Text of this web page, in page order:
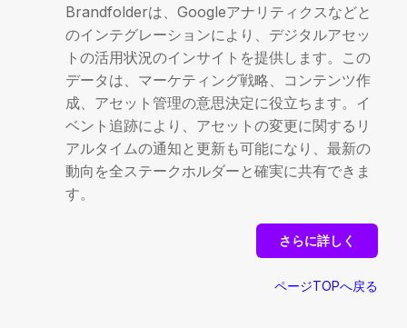
Brandfolderは、Googleアナリティクスなどと
のインテグレーションにより、デジタルアセッ
トの活用状況のインサイトを提供します。この
データは、マーケティング戦略、コンテンツ作
成、アセット管理の意思決定に役立ちます。イ
ベント追跡により、アセットの変更に関するリ
アルタイムの通知と更新も可能になり、最新の
動向を全ステークホルダーと確実に共有できま
す。
さらに詳しく
ページTOPへ戻る